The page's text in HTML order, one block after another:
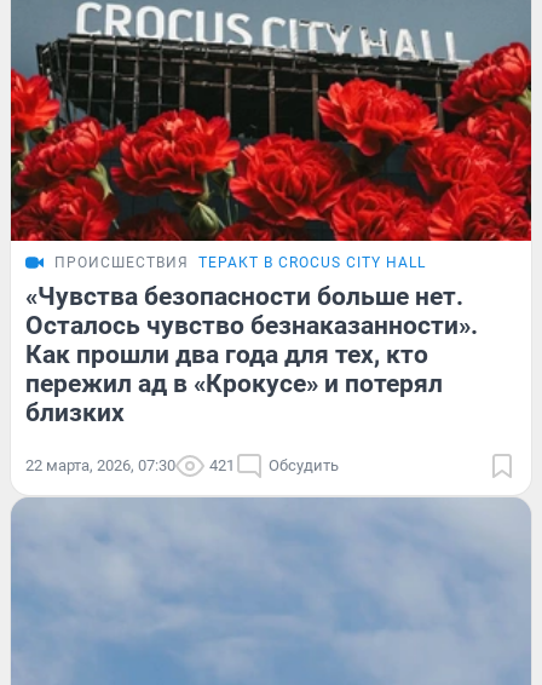
ПРОИСШЕСТВИЯ ТЕРАКТ В CROCUS CITY HALL
«Чувства безопасности больше нет.
Осталось чувство безнаказанности».
Как прошли два года для тех, кто
пережил ад в «Крокусе» и потерял
близких
22 марта, 2026, 07:30 421 Обсудить